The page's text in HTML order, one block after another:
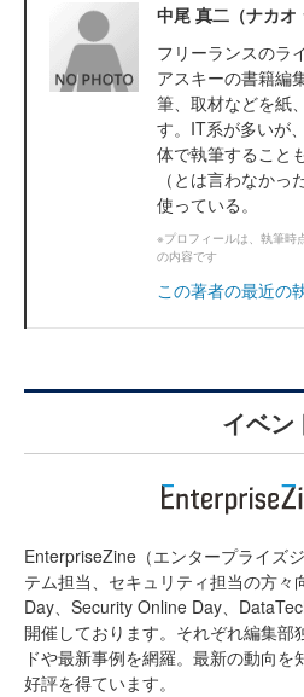
中尾 真二（ナカオ
フリーランスのラ
アスキーの書籍編
筆、取材などを紙
す。IT系が多いが
体で執筆すること
（とは言わなかっ
使っている。
※プロフィールは、執筆時
の内容です
この著者の最近の
イベン
EnterpriseZine（エンタープライズ
テム担当、セキュリティ担当の方
Day、Security Online Day、
開催しております。それぞれ編集部
ドや最新事例を網羅。最新の動向を
好評を得ています。